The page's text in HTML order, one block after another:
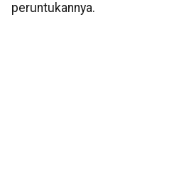
peruntukannya.